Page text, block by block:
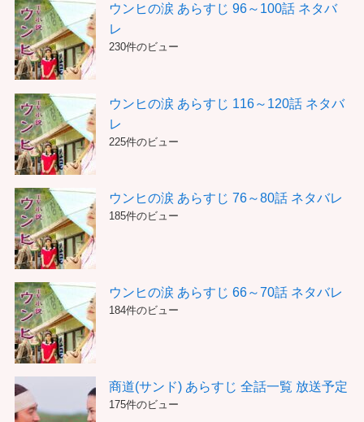
ウンヒの涙 あらすじ 96～100話 ネタバ
レ
230件のビュー
ウンヒの涙 あらすじ 116～120話 ネタバ
レ
225件のビュー
ウンヒの涙 あらすじ 76～80話 ネタバレ
185件のビュー
ウンヒの涙 あらすじ 66～70話 ネタバレ
184件のビュー
商道(サンド) あらすじ 全話一覧 放送予定
175件のビュー